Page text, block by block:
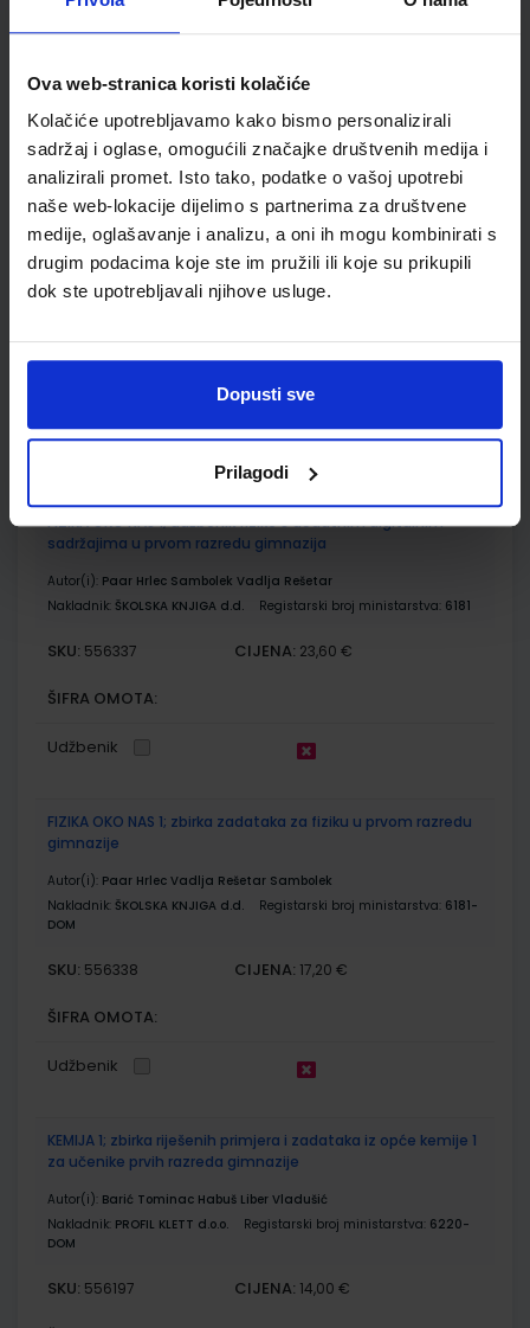
Ova web-stranica koristi kolačiće
Kolačiće upotrebljavamo kako bismo personalizirali
sadržaj i oglase, omogućili značajke društvenih medija i
analizirali promet. Isto tako, podatke o vašoj upotrebi
naše web-lokacije dijelimo s partnerima za društvene
medije, oglašavanje i analizu, a oni ih mogu kombinirati s
drugim podacima koje ste im pružili ili koje su prikupili
dok ste upotrebljavali njihove usluge.
Dopusti sve
Prilagodi
SKU:556332
ŠIFRA OMOTA:
Udžbenik
BIOLOGIJA 1; radna bilježnica za biologiju u prvom razredu
gimnazija
Autor(i):Damir Bendelja Žaklin Lukša Martina Vidović
Nakladnik:ŠKOLSKA KNJIGA d.d. Registarski broj ministarstva:
Udžbenik
FIZIKA OKO NAS 1; udžbenik fizike s dodatnim digitalnim
sadržajima u prvom razredu gimnazija
Autor(i): Paar Hrlec Sambolek Vadlja Rešetar
Nakladnik: ŠKOLSKA KNJIGA d.d. Registarski broj ministarstva: 6181
SKU: 556337 CIJENA: 23,60 €
ŠIFRA OMOTA:
Udžbenik
FIZIKA OKO NAS 1; zbirka zadataka za fiziku u prvom razredu
gimnazije
Autor(i): Paar Hrlec Vadlja Rešetar Sambolek
Nakladnik: ŠKOLSKA KNJIGA d.d. Registarski broj ministarstva: 6181-
DOM
SKU: 556338 CIJENA: 17,20 €
ŠIFRA OMOTA:
Udžbenik
KEMIJA 1; zbirka riješenih primjera i zadataka iz opće kemije 1
za učenike prvih razreda gimnazije
Autor(i): Barić Tominac Habuš Liber Vladušić
Nakladnik: PROFIL KLETT d.o.o. Registarski broj ministarstva: 6220-
DOM
SKU: 556197 CIJENA: 14,00 €